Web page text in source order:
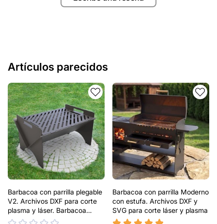
Artículos parecidos
Barbacoa con parrilla plegable
V2. Archivos DXF para corte
plasma y láser. Barbacoa
portátil
Barbacoa con parrilla Moderno
con estufa. Archivos DXF y
SVG para corte láser y plasma